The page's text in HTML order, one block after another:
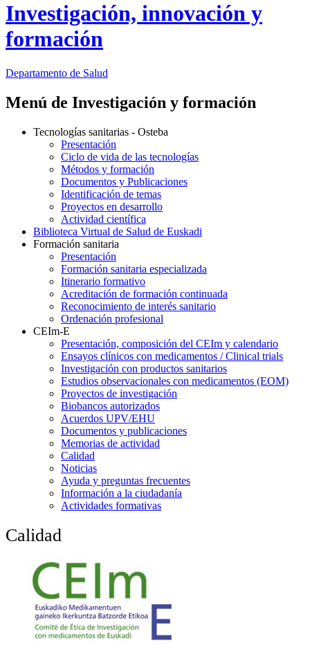
Investigación, innovación y
formación
Departamento de Salud
Menú de Investigación y formación
Tecnologías sanitarias - Osteba
Presentación
Ciclo de vida de las tecnologías
Métodos y formación
Documentos y Publicaciones
Identificación de temas
Proyectos en desarrollo
Actividad científica
Biblioteca Virtual de Salud de Euskadi
Formación sanitaria
Presentación
Formación sanitaria especializada
Itinerario formativo
Acreditación de formación continuada
Reconocimiento de interés sanitario
Ordenación profesional
CEIm-E
Presentación, composición del CEIm y calendario
Ensayos clínicos con medicamentos / Clinical trials
Investigación con productos sanitarios
Estudios observacionales con medicamentos (EOM)
Proyectos de investigación
Biobancos autorizados
Acuerdos UPV/EHU
Documentos y publicaciones
Memorias de actividad
Calidad
Noticias
Ayuda y preguntas frecuentes
Información a la ciudadanía
Actividades formativas
Calidad